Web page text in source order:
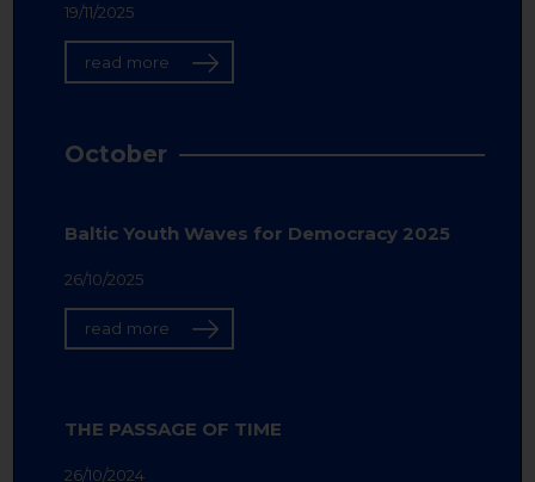
19/11/2025
read more
October
Baltic Youth Waves for Democracy 2025
26/10/2025
read more
THE PASSAGE OF TIME
26/10/2024